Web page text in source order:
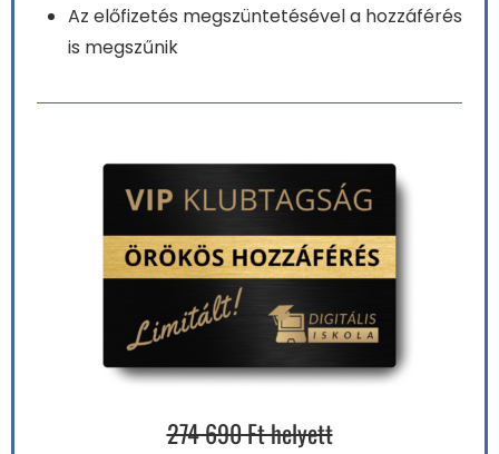
Az előfizetés megszüntetésével a hozzáférés
is megszűnik
274 690 Ft helyett